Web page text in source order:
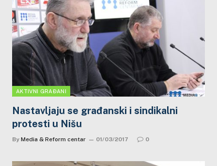
AKTIVNI GRAĐANI
Nastavljaju se građanski i sindikalni
protesti u Nišu
By Media & Reform centar 01/03/2017 0